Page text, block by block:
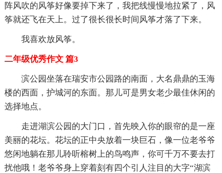
阵风吹的风筝好像要掉下来了，我把线慢慢地拉紧了，风
筝就还飞在天上。过了很长很长时间风筝才落了下来。
我喜欢放风筝。
二年级优秀作文 篇3
滨公园坐落在瑞安市公园路的南面，大名鼎鼎的玉海
楼的西面，护城河的东面。那儿可是男女老少最佳休闲的
选择地点。
走进湖滨公园的大门口，首先映入你的眼帘的是一座
美丽的花坛。花坛的正中央放着一块巨石，像一位老爷爷
悠闲地躺在那儿聆听榕树上的鸟鸣声，你可千万不要去打
扰他哦！老爷爷身上穿着刻有四个引人注目的大字“湖滨